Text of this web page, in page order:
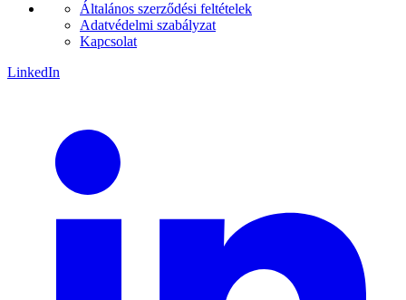
Általános szerződési feltételek
Adatvédelmi szabályzat
Kapcsolat
LinkedIn